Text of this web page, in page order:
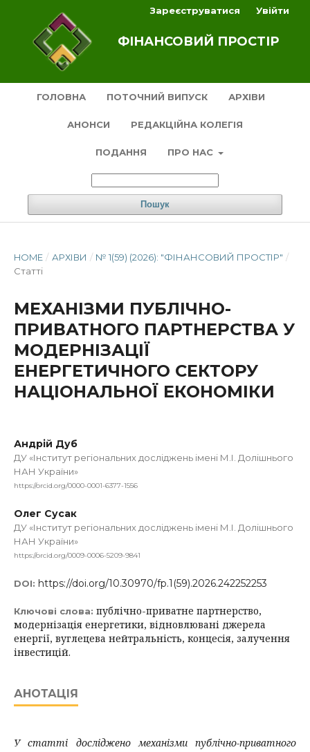
ФІНАНСОВИЙ ПРОСТІР
ГОЛОВНА ПОТОЧНИЙ ВИПУСК АРХІВИ
АНОНСИ РЕДАКЦІЙНА КОЛЕГІЯ
ПОДАННЯ ПРО НАС
Пошук
Зареєструватися Увійти
HOME / АРХІВИ / № 1(59) (2026): "ФІНАНСОВИЙ ПРОСТІР" /
Статті
МЕХАНІЗМИ ПУБЛІЧНО-
ПРИВАТНОГО ПАРТНЕРСТВА У
МОДЕРНІЗАЦІЇ
ЕНЕРГЕТИЧНОГО СЕКТОРУ
НАЦІОНАЛЬНОЇ ЕКОНОМІКИ
Андрій Дуб
ДУ «Інститут регіональних досліджень імені М.І. Долішнього
НАН України»
https://orcid.org/0000-0001-6377-1556
Олег Сусак
ДУ «Інститут регіональних досліджень імені М.І. Долішнього
НАН України»
https://orcid.org/0009-0006-5209-9841
DOI: https://doi.org/10.30970/fp.1(59).2026.242252253
Ключові слова: публічно-приватне партнерство,
модернізація енергетики, відновлювані джерела
енергії, вуглецева нейтральність, концесія, залучення
інвестицій.
АНОТАЦІЯ
У статті досліджено механізми публічно-приватного